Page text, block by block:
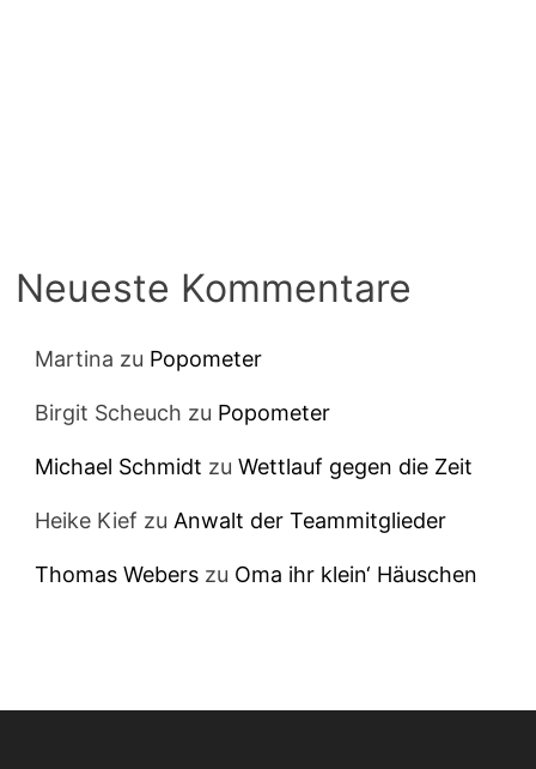
Neueste Kommentare
Martina zu Popometer
Birgit Scheuch zu Popometer
Michael Schmidt zuWettlauf gegen die Zeit
Heike Kief zuAnwalt der Teammitglieder
Thomas Webers zu Oma ihr klein‘ Häuschen